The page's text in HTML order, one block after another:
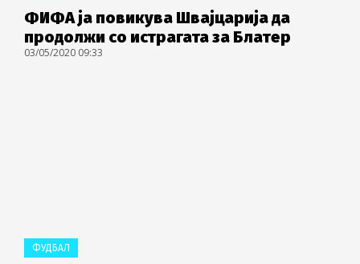
ФИФА ја повикува Швајцарија да
продолжи со истрагата за Блатер
03/05/2020 09:33
ФУДБАЛ